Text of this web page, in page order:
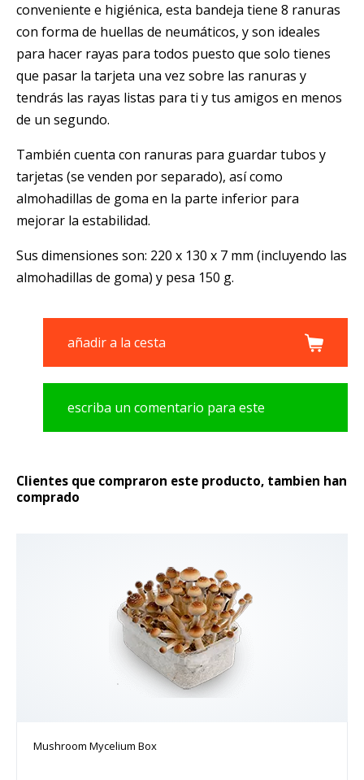
conveniente e higiénica, esta bandeja tiene 8 ranuras
con forma de huellas de neumáticos, y son ideales
para hacer rayas para todos puesto que solo tienes
que pasar la tarjeta una vez sobre las ranuras y
tendrás las rayas listas para ti y tus amigos en menos
de un segundo.
También cuenta con ranuras para guardar tubos y
tarjetas (se venden por separado), así como
almohadillas de goma en la parte inferior para
mejorar la estabilidad.
Sus dimensiones son: 220 x 130 x 7 mm (incluyendo las
almohadillas de goma) y pesa 150 g.
añadir a la cesta
escriba un comentario para este
Clientes que compraron este producto, tambien han
comprado
Mushroom Mycelium Box